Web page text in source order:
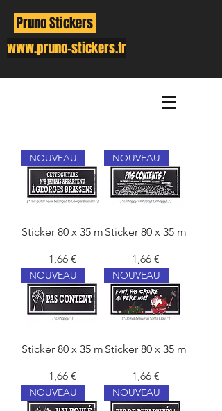
Pruno Stickers
www.pruno-stickers.fr
NOUVEAU
Sticker 80 x 35 m
Prix
1,66 €
NOUVEAU
Sticker 80 x 35 m
Prix
1,66 €
NOUVEAU
Sticker 80 x 35 m
Prix
1,66 €
NOUVEAU
Sticker 80 x 35 m
Prix
1,66 €
NOUVEAU NOUVEAU